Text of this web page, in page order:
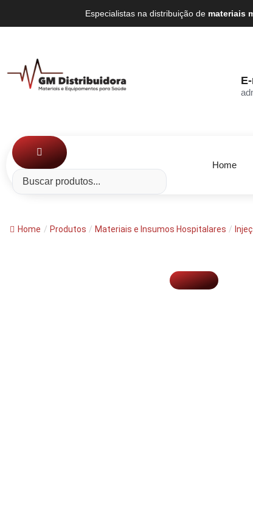
Especialistas na distribuição de materiais
Home
Home / Produtos / Materiais e Insumos Hospitalares /